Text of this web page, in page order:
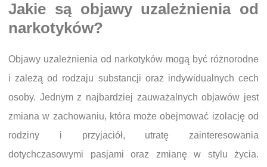
Jakie są objawy uzależnienia od
narkotyków?
Objawy uzależnienia od narkotyków mogą być różnorodne
i zależą od rodzaju substancji oraz indywidualnych cech
osoby. Jednym z najbardziej zauważalnych objawów jest
zmiana w zachowaniu, która może obejmować izolację od
rodziny i przyjaciół, utratę zainteresowania
dotychczasowymi pasjami oraz zmianę w stylu życia.